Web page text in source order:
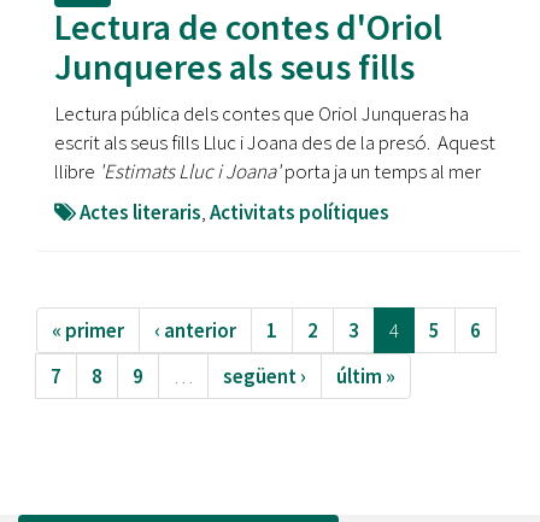
Lectura de contes d'Oriol
Junqueres als seus fills
Lectura pública dels contes que Oriol Junqueras ha
escrit als seus fills Lluc i Joana des de la presó. Aquest
llibre 'Estimats Lluc i Joana'porta ja un temps al mer
Actes literaris,Activitats polítiques
« primer ‹ anterior 1 2 3 4 5
6
7
8 9 … següent › últim »